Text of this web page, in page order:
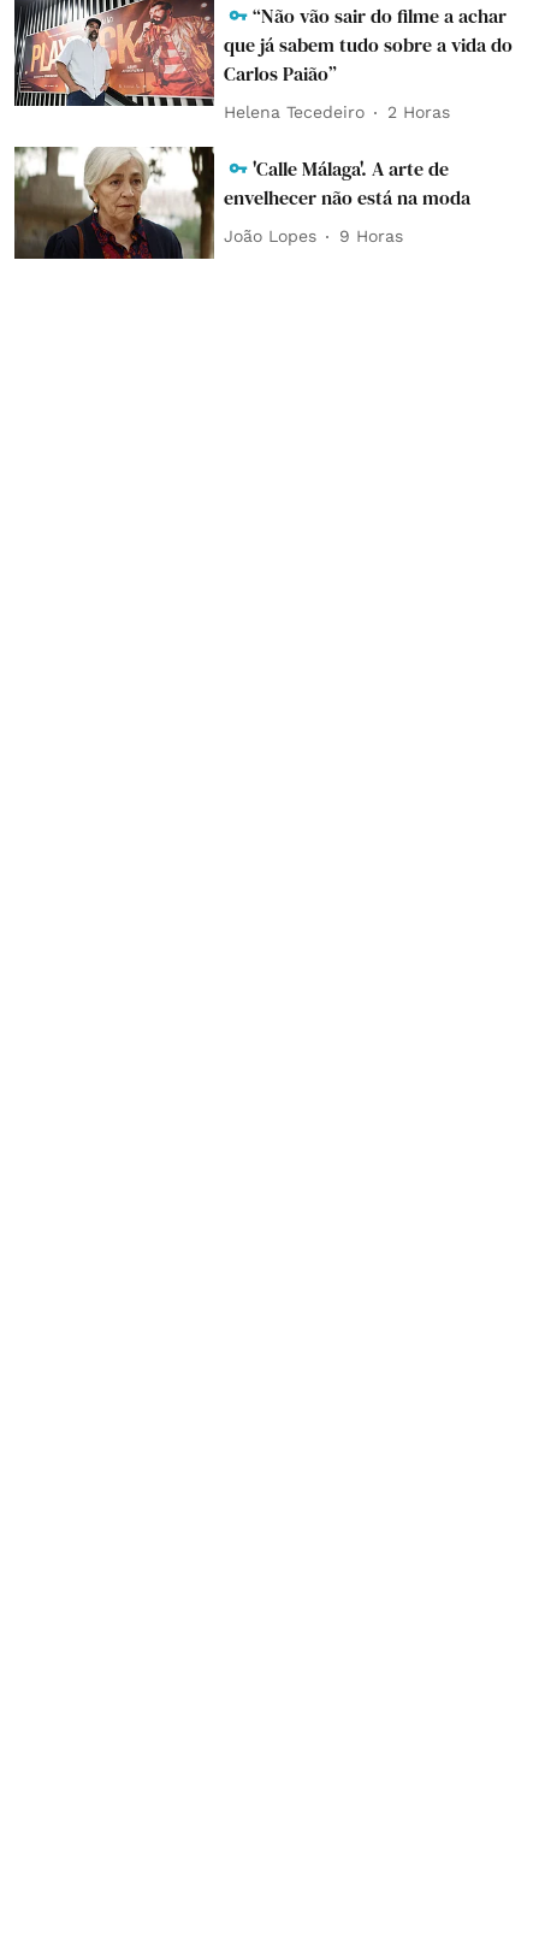
“Não vão sair do filme a achar
que já sabem tudo sobre a vida do
Carlos Paião”
Helena Tecedeiro 2 Horas
'Calle Málaga'. A arte de
envelhecer não está na moda
João Lopes 9 Horas